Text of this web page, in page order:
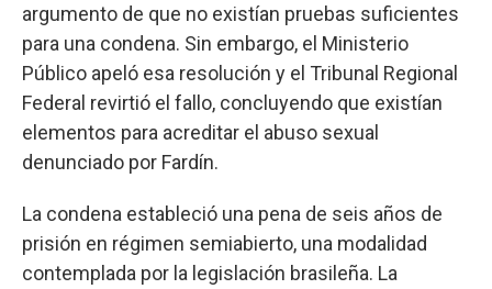
argumento de que no existían pruebas suficientes
para una condena. Sin embargo, el Ministerio
Público apeló esa resolución y el Tribunal Regional
Federal revirtió el fallo, concluyendo que existían
elementos para acreditar el abuso sexual
denunciado por Fardín.
La condena estableció una pena de seis años de
prisión en régimen semiabierto, una modalidad
contemplada por la legislación brasileña. La